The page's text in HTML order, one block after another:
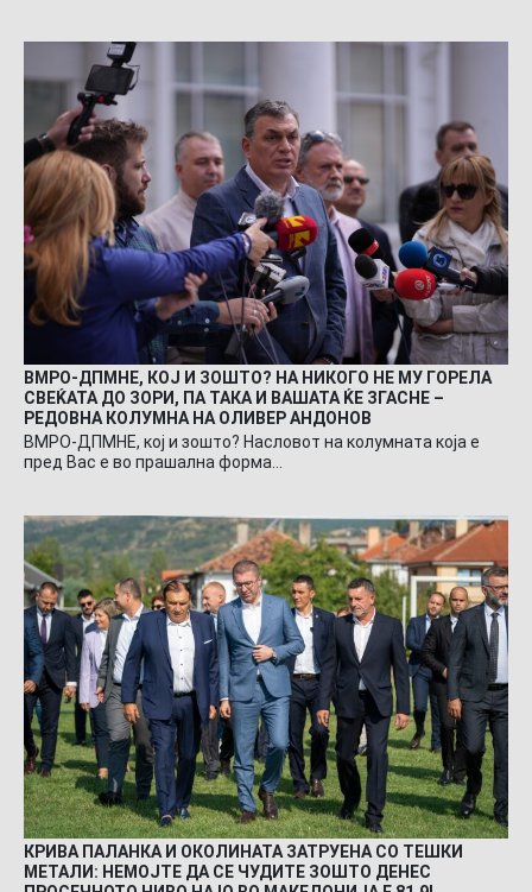
ВМРО-ДПМНЕ, КОЈ И ЗОШТО? НА НИКОГО НЕ МУ ГОРЕЛА
СВЕЌАТА ДО ЗОРИ, ПА ТАКА И ВАШАТА ЌЕ ЗГАСНЕ –
РЕДОВНА КОЛУМНА НА ОЛИВЕР АНДОНОВ
ВМРО-ДПМНЕ, кој и зошто? Насловот на колумната која е
пред Вас е во прашална форма…
КРИВА ПАЛАНКА И ОКОЛИНАТА ЗАТРУЕНА СО ТЕШКИ
МЕТАЛИ: НЕМОЈТЕ ДА СЕ ЧУДИТЕ ЗОШТО ДЕНЕС